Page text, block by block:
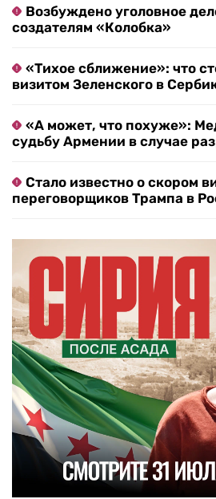
Возбуждено уголовное
создателям «Колобка»
«Тихое сближение»: что
визитом Зеленского в
«А может, что похуже»:
судьбу Армении в случае
Стало известно о скором
переговорщиков Трампа в